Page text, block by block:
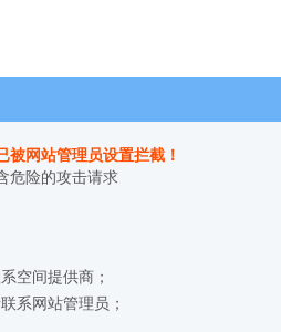
被网站管理员设置拦截！
危险的攻击请求
空间提供商；
系网站管理员；